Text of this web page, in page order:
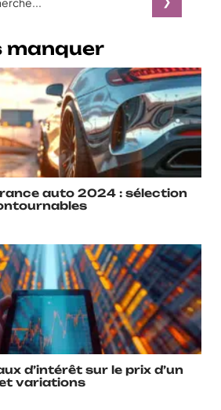
manquer
auto 2024 : sélection
d’intérêt sur le prix d’un
variations